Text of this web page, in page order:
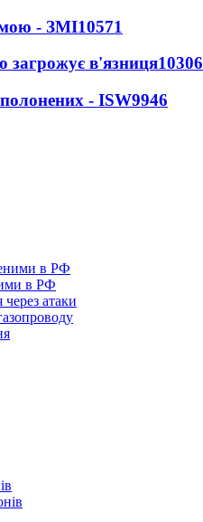
- ЗМІ10571
загрожує в'язниця10306
- ISW9946
в РФ
атаки